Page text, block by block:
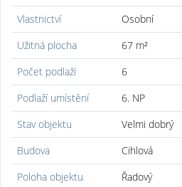
Vlastnictví
Osobní
Užitná plocha
67 m²
Počet podlaží
6
Podlaží umístění
6. NP
Stav objektu
Velmi dobrý
Budova
Cihlová
Poloha objektu
Řadový